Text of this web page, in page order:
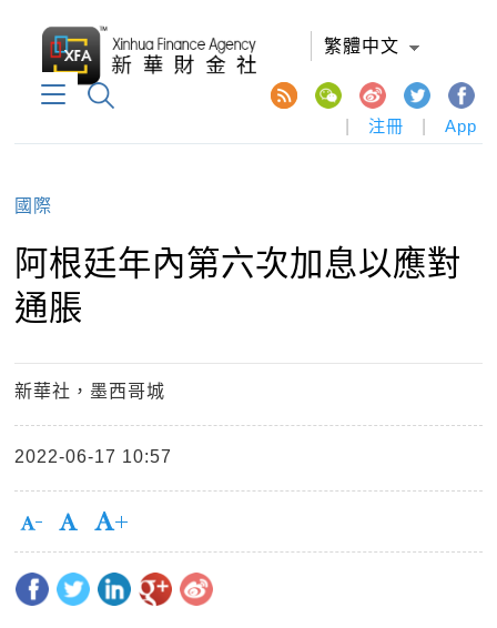
繁體中文
注冊 App
國際
阿根廷年內第六次加息以應對
通脹
新華社，墨西哥城
2022-06-17 10:57